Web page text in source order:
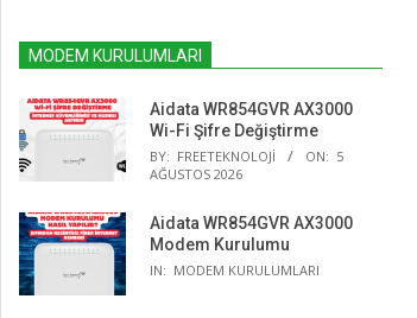
MODEM KURULUMLARI
Aidata WR854GVR AX3000
Wi-Fi Şifre Değiştirme
BY: FREETEKNOLOJI ON: 5
AĞUSTOS 2026
Aidata WR854GVR AX3000
Modem Kurulumu
IN: MODEM KURULUMLARI